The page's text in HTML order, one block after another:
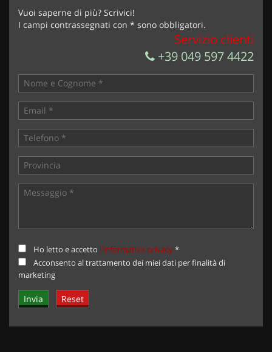
Invia la tua richiesta
Vuoi saperne di più? Scrivici!
I campi contrassegnati con * sono obbligatori.
Servizio clienti
+39 049 597 4422
Ho letto e accetto l'informativa privacy*
Acconsento al trattamento dei miei dati per finalità di
marketing